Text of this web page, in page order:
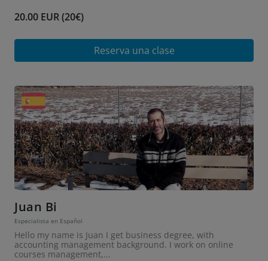
20.00 EUR (20€)
Reserva una clase
Juan Bi
Especialista en Español
Hello my name is Juan I get business degree, with
accounting management background. I work on online
courses management,...